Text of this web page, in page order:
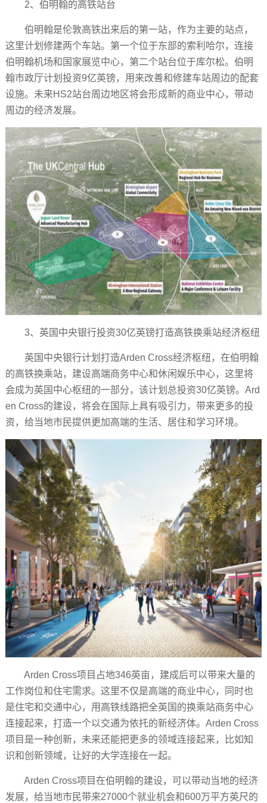
2、伯明翰的高铁站台
伯明翰是伦敦高铁出来后的第一站，作为主要的站点，
这里计划修建两个车站。第一个位于东部的索利哈尔，连接
伯明翰机场和国家展览中心，第二个站台位于库尔松。伯明
翰市政厅计划投资9亿英镑，用来改善和修建车站周边的配套
设施。未来HS2站台周边地区将会形成新的商业中心，带动
周边的经济发展。
3、英国中央银行投资30亿英镑打造高铁换乘站经济枢纽
英国中央银行计划打造Arden Cross经济枢纽，在伯明翰
的高铁换乘站，建设高端商务中心和休闲娱乐中心，这里将
会成为英国中心枢纽的一部分，该计划总投资30亿英镑。Ard
en Cross的建设，将会在国际上具有吸引力，带来更多的投
资，给当地市民提供更加高端的生活、居住和学习环境。
Arden Cross项目占地346英亩，建成后可以带来大量的
工作岗位和住宅需求。这里不仅是高端的商业中心，同时也
是住宅和交通中心，用高铁线路把全英国的换乘站商务中心
连接起来，打造一个以交通为依托的新经济体。Arden Cross
项目是一种创新，未来还能把更多的领域连接起来，比如知
识和创新领域，让好的大学连接在一起。
Arden Cross项目在伯明翰的建设，可以带动当地的经济
发展，给当地市民带来27000个就业机会和600万平方英尺的